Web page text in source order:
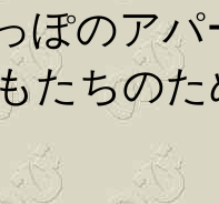
ぽのアパ
たちの